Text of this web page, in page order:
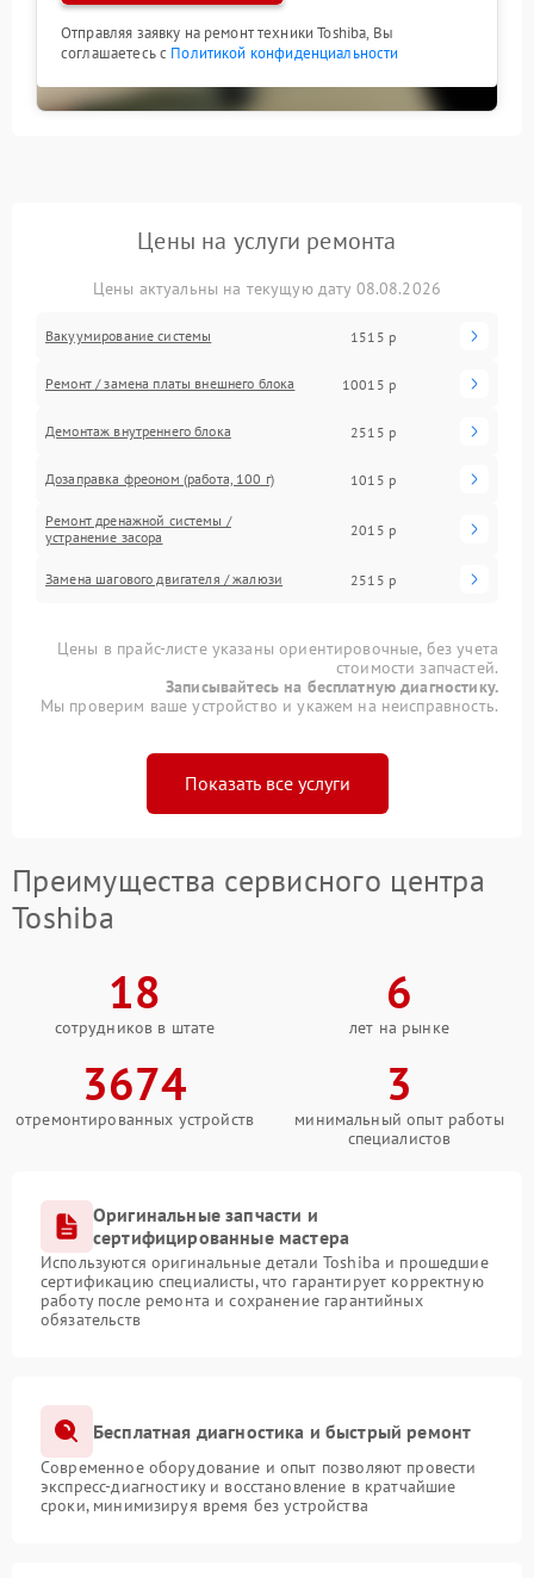
Отправляя заявку на ремонт техники Toshiba, Вы
соглашаетесь с Политикой конфиденциальности
Цены на услуги ремонта
Цены актуальны на текущую дату 08.08.2026
Вакуумирование системы 1515 р
Ремонт / замена платы внешнего блока 10015 р
Демонтаж внутреннего блока 2515 р
Дозаправка фреоном (работа, 100 г) 1015 р
Ремонт дренажной системы /
устранение засора
2015 р
Замена шагового двигателя / жалюзи 2515 р
Цены в прайс-листе указаны ориентировочные, без учета
стоимости запчастей.
Записывайтесь на бесплатную диагностику.
Мы проверим ваше устройство и укажем на неисправность.
Показать все услуги
Преимущества сервисного центра
Toshiba
18
сотрудников в штате
6
лет на рынке
3674
отремонтированных устройств
3
минимальный опыт работы
специалистов
Оригинальные запчасти и
сертифицированные мастера
Используются оригинальные детали Toshiba и прошедшие
сертификацию специалисты, что гарантирует корректную
работу после ремонта и сохранение гарантийных
обязательств
Бесплатная диагностика и быстрый ремонт
Современное оборудование и опыт позволяют провести
экспресс-диагностику и восстановление в кратчайшие
сроки, минимизируя время без устройства